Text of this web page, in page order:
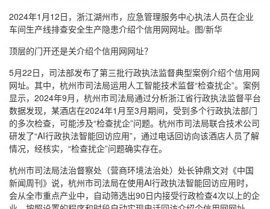
2024年1月12日，浙江湖州市，应急管理服务中心执法人员在企业
车间生产线排查安全生产隐患介绍个信用网网址。图/新华
顶层的门开还是关介绍个信用网网址？
5月22日，司法部发布了第三批行政执法监督典型案例介绍个信用网
网址。其中，杭州市司法局运用人工智能技术监督“检查扰企”。案例
显示，2024年9月，杭州市司法局通过分析浙江省行政执法监督平台
数据发现，某酒店在2024年1月至3月期间，受到多个行政执法部门
的多次检查，可能涉及“检查扰企”问题。杭州市司法局联合技术公司
研发了“AI行政执法智能回访应用”，通过电话回访向该酒店人员了解
情况，经核实，“检查扰企”问题确实存在。
杭州市司法局法治督察处（营商环境法治处）处长钟鼎文对《中国
新闻周刊》说，杭州市司法局在使用AI行政执法智能回访应用时，
会从全市重点产业中，自动筛选出90日内接受行政检查4次以上的企